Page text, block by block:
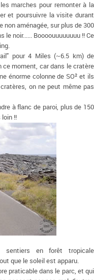
marches pour remonter à la
et poursuivre la visite durant
aménagée, sur plus de 300
noir...... Boooouuuuuuuu !! Ce
pour 4 Miles (~6.5 km) de
moment, car dans le cratère
énorme colonne de SO² et ils
on ne peut même pas
à flanc de paroi, plus de 150
!!
sentiers en forêt tropicale
que le soleil est apparu.
praticable dans le parc, et qui